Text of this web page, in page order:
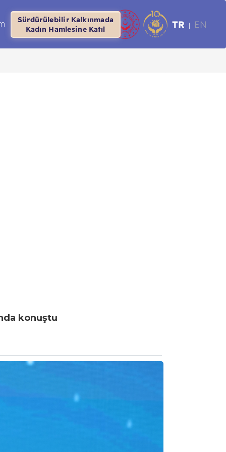
Sürdürülebilir Kalkınmada
Kadın Hamlesine Katıl
TR | EN
konuştu